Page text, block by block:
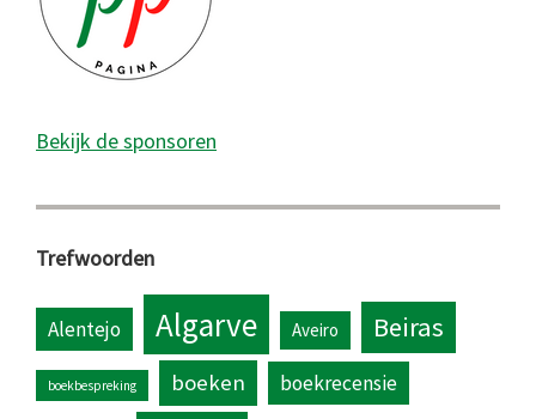
Bekijk de sponsoren
Trefwoorden
Alentejo Algarve Aveiro Beiras
boekbespreking boeken boekrecensie